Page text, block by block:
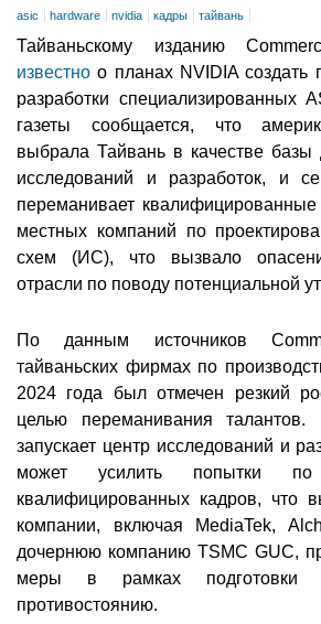
asic hardware nvidia кадры тайвань
Тайваньскому изданию
известно о планах NVIDIA создать
разработки специализированных
газеты сообщается, что
выбрала Тайвань в качестве базы
исследований и разработок, и
переманивает
местных компаний по
схем (ИС), что вызвало
отрасли по поводу потенциальной
По данным источников
тайваньских фирмах по
2024 года был отмечен резкий
целью переманивания талантов.
запускает центр исследований и
может усилить попытки по
квалифицированных кадров, что
компании, включая MediaTek,
дочернюю компанию TSMC GUC,
меры в рамках подготовки
противостоянию.